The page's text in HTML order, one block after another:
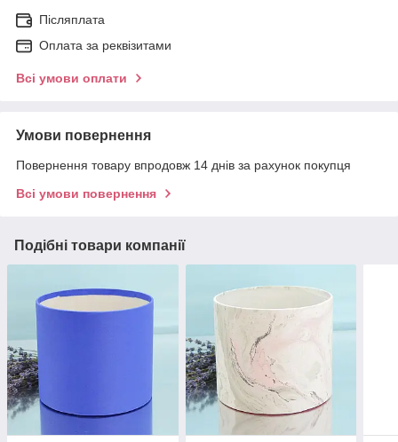
Післяплата
Оплата за реквізитами
Всі умови оплати
Умови повернення
Повернення товару впродовж 14 днів за рахунок покупця
Всі умови повернення
Подібні товари компанії